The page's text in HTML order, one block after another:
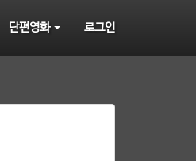
단편영화 로그인